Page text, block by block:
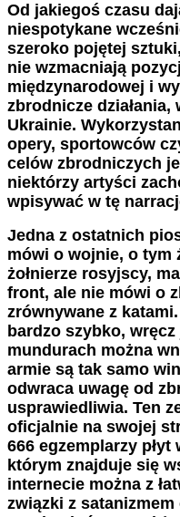
Od jakiegoś czasu
niespotykane
szeroko pojętej
nie wzmacniają
międzynarodowej i
zbrodnicze
Ukrainie.
opery, sportowców
celów zbrodniczych
niektórzy artyści
wpisywać w tę
Jedna z ostatnich
mówi o wojnie, o tym
żołnierze rosyjscy,
front, ale nie mówi o
zrównywane z
bardzo szybko,
mundurach można
armie są tak samo
odwraca uwagę od
usprawiedliwia. Ten
oficjalnie na swojej
666 egzemplarzy
którym znajduje się
internecie można z
związki z